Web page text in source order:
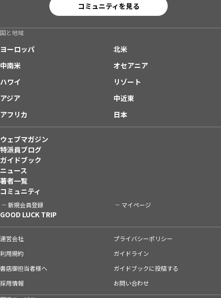
コミュニティを見る
国と地域
ヨーロッパ
北米
中南米
オセアニア
ハワイ
リゾート
アジア
中近東
アフリカ
日本
ウェブマガジン
特派員ブログ
ガイドブック
ニュース
著者一覧
コミュニティ
新規会員登録 マイページ
GOOD LUCK TRIP
運営会社
プライバシーポリシー
利用規約
ガイドライン
書店御担当者様へ
ガイドブックに投稿する
採用情報
お問い合わせ